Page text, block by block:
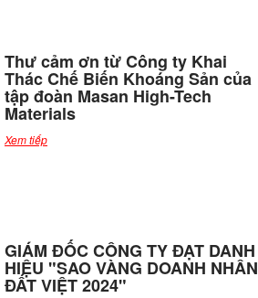
Thư cảm ơn từ Công ty Khai
Thác Chế Biến Khoáng Sản của
tập đoàn Masan High-Tech
Materials
Xem tiếp
GIÁM ĐỐC CÔNG TY ĐẠT DANH
HIỆU "SAO VÀNG DOANH NHÂN
ĐẤT VIỆT 2024"